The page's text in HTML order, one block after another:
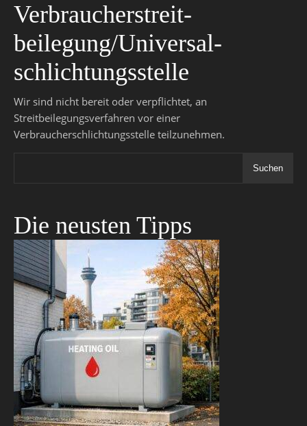
Verbraucher­streit­
beilegung/Universal­
schlichtungs­stelle
Wir sind nicht bereit oder verpflichtet, an
Streitbeilegungsverfahren vor einer
Verbraucherschlichtungsstelle teilzunehmen.
Suchen
Die neusten Tipps